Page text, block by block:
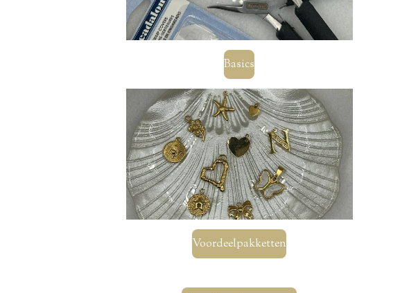
Basics
Voordeelpakketten